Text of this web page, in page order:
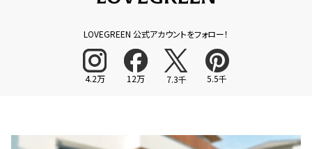
LOVEGREEN 公式アカウントをフォロー！
4.2万 12万 7.3千 5.5千